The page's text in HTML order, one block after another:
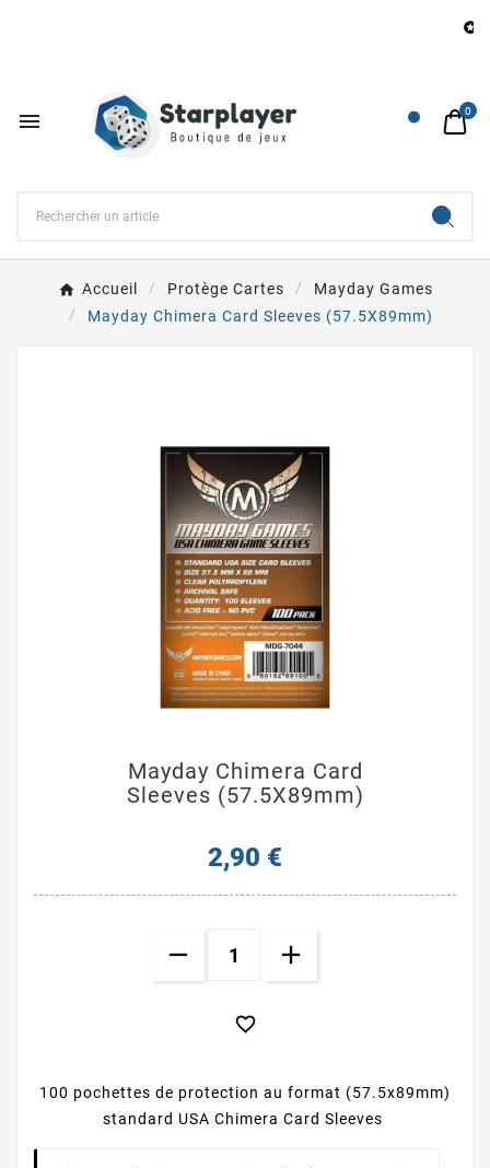

 0
Accueil Protège Cartes
Mayday Games
Mayday Chimera Card Sleeves (57.5X89mm)
Mayday Chimera Card
Sleeves (57.5X89mm)
2,90 €

100 pochettes de protection au format (57.5x89mm)
standard USA Chimera Card Sleeves